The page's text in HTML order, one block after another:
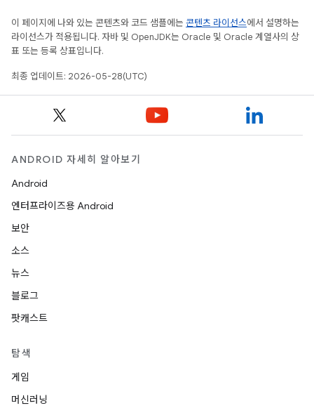
이 페이지에 나와 있는 콘텐츠와 코드 샘플에는 콘텐츠 라이선스에서 설명하는
라이선스가 적용됩니다. 자바 및 OpenJDK는 Oracle 및 Oracle 계열사의 상
표 또는 등록 상표입니다.
최종 업데이트: 2026-05-28(UTC)
ANDROID 자세히 알아보기
Android
엔터프라이즈용 Android
보안
소스
뉴스
블로그
팟캐스트
탐색
게임
머신러닝